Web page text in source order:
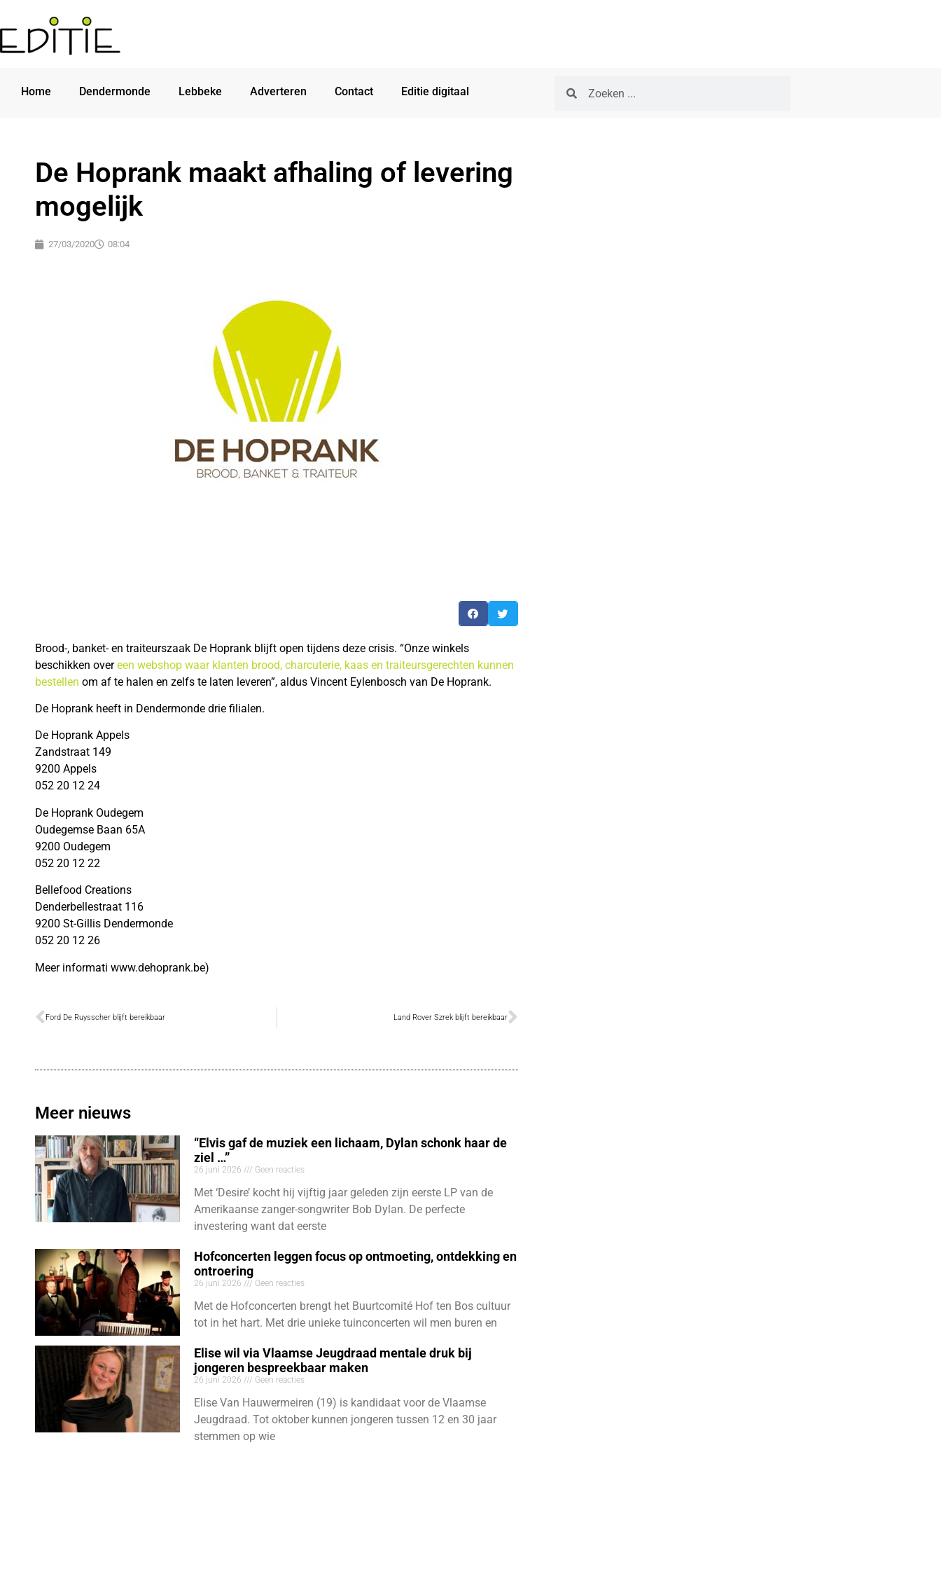
Home Dendermonde Lebbeke Adverteren Contact Editie digitaal
De Hoprank maakt afhaling of levering
mogelijk
27/03/2020 08:04
Brood-, banket- en traiteurszaak De Hoprank blijft open tijdens deze crisis. “Onze winkels
beschikken overeen webshop waar klanten brood, charcuterie, kaas en traiteursgerechten kunnen
bestellen om af te halen en zelfs te laten leveren”, aldus Vincent Eylenbosch van De Hoprank.
De Hoprank heeft in Dendermonde drie filialen.
De Hoprank Appels
Zandstraat 149
9200 Appels
052 20 12 24
De Hoprank Oudegem
Oudegemse Baan 65A
9200 Oudegem
052 20 12 22
Bellefood Creations
Denderbellestraat 116
9200 St-Gillis Dendermonde
052 20 12 26
Meer informati www.dehoprank.be)
Ford De Ruysscher blijft bereikbaar Land Rover Szrek blijft bereikbaar
Meer nieuws
“Elvis gaf de muziek een lichaam, Dylan schonk haar de
ziel …”
26 juni 2026 Geen reacties
Met ‘Desire’ kocht hij vijftig jaar geleden zijn eerste LP van de
Amerikaanse zanger-songwriter Bob Dylan. De perfecte
investering want dat eerste
Hofconcerten leggen focus op ontmoeting, ontdekking en
ontroering
26 juni 2026 Geen reacties
Met de Hofconcerten brengt het Buurtcomité Hof ten Bos cultuur
tot in het hart. Met drie unieke tuinconcerten wil men buren en
Elise wil via Vlaamse Jeugdraad mentale druk bij
jongeren bespreekbaar maken
26 juni 2026 Geen reacties
Elise Van Hauwermeiren (19) is kandidaat voor de Vlaamse
Jeugdraad. Tot oktober kunnen jongeren tussen 12 en 30 jaar
stemmen op wie